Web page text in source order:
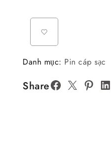
Danh mục: Pin cáp sạc
Share